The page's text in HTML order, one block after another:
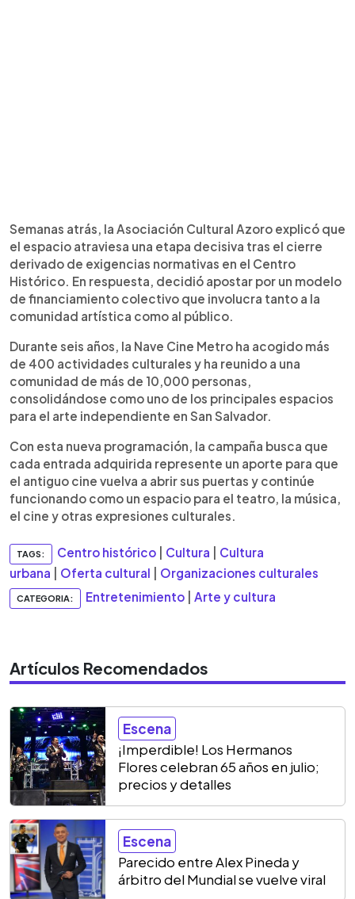
Semanas atrás, la Asociación Cultural Azoro explicó que
el espacio atraviesa una etapa decisiva tras el cierre
derivado de exigencias normativas en el Centro
Histórico. En respuesta, decidió apostar por un modelo
de financiamiento colectivo que involucra tanto a la
comunidad artística como al público.
Durante seis años, la Nave Cine Metro ha acogido más
de 400 actividades culturales y ha reunido a una
comunidad de más de 10,000 personas,
consolidándose como uno de los principales espacios
para el arte independiente en San Salvador.
Con esta nueva programación, la campaña busca que
cada entrada adquirida represente un aporte para que
el antiguo cine vuelva a abrir sus puertas y continúe
funcionando como un espacio para el teatro, la música,
el cine y otras expresiones culturales.
TAGS: Centro histórico Cultura
Cultura
urbana
Oferta cultural Organizaciones culturales
CATEGORIA: Entretenimiento Arte y cultura
Artículos Recomendados
Escena
¡Imperdible! Los Hermanos
Flores celebran 65 años en julio;
precios y detalles
Escena
Parecido entre Alex Pineda y
árbitro del Mundial se vuelve viral